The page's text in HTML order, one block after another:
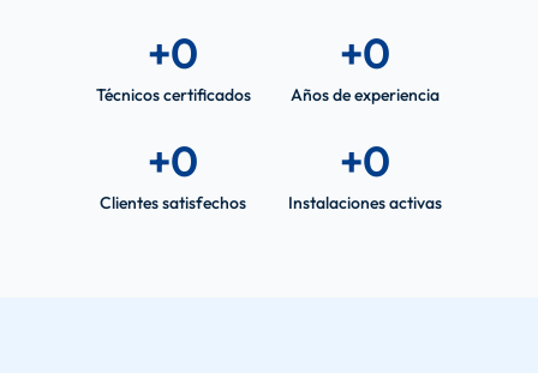
Técnicos certificados
+0
Años de experiencia
+0
Clientes satisfechos
+0
Instalaciones activas
+0